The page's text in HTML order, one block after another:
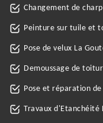
Changement de
Peinture sur tuile et
Pose de velux La
Demoussage de
Pose et réparation
Travaux d'Etanchéité